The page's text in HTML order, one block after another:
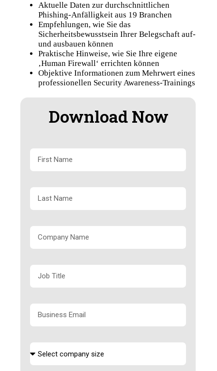
Aktuelle Daten zur durchschnittlichen
Phishing-Anfälligkeit aus 19 Branchen
Empfehlungen, wie Sie das
Sicherheitsbewusstsein Ihrer Belegschaft auf-
und ausbauen können
Praktische Hinweise, wie Sie Ihre eigene
‚Human Firewall‘ errichten können
Objektive Informationen zum Mehrwert eines
professionellen Security Awareness-Trainings
Download Now